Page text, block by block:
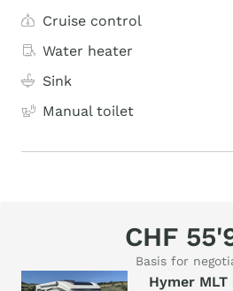
Cruise control
Water heater
Sink
Manual toilet
CHF
Basis for
Hymer MLT